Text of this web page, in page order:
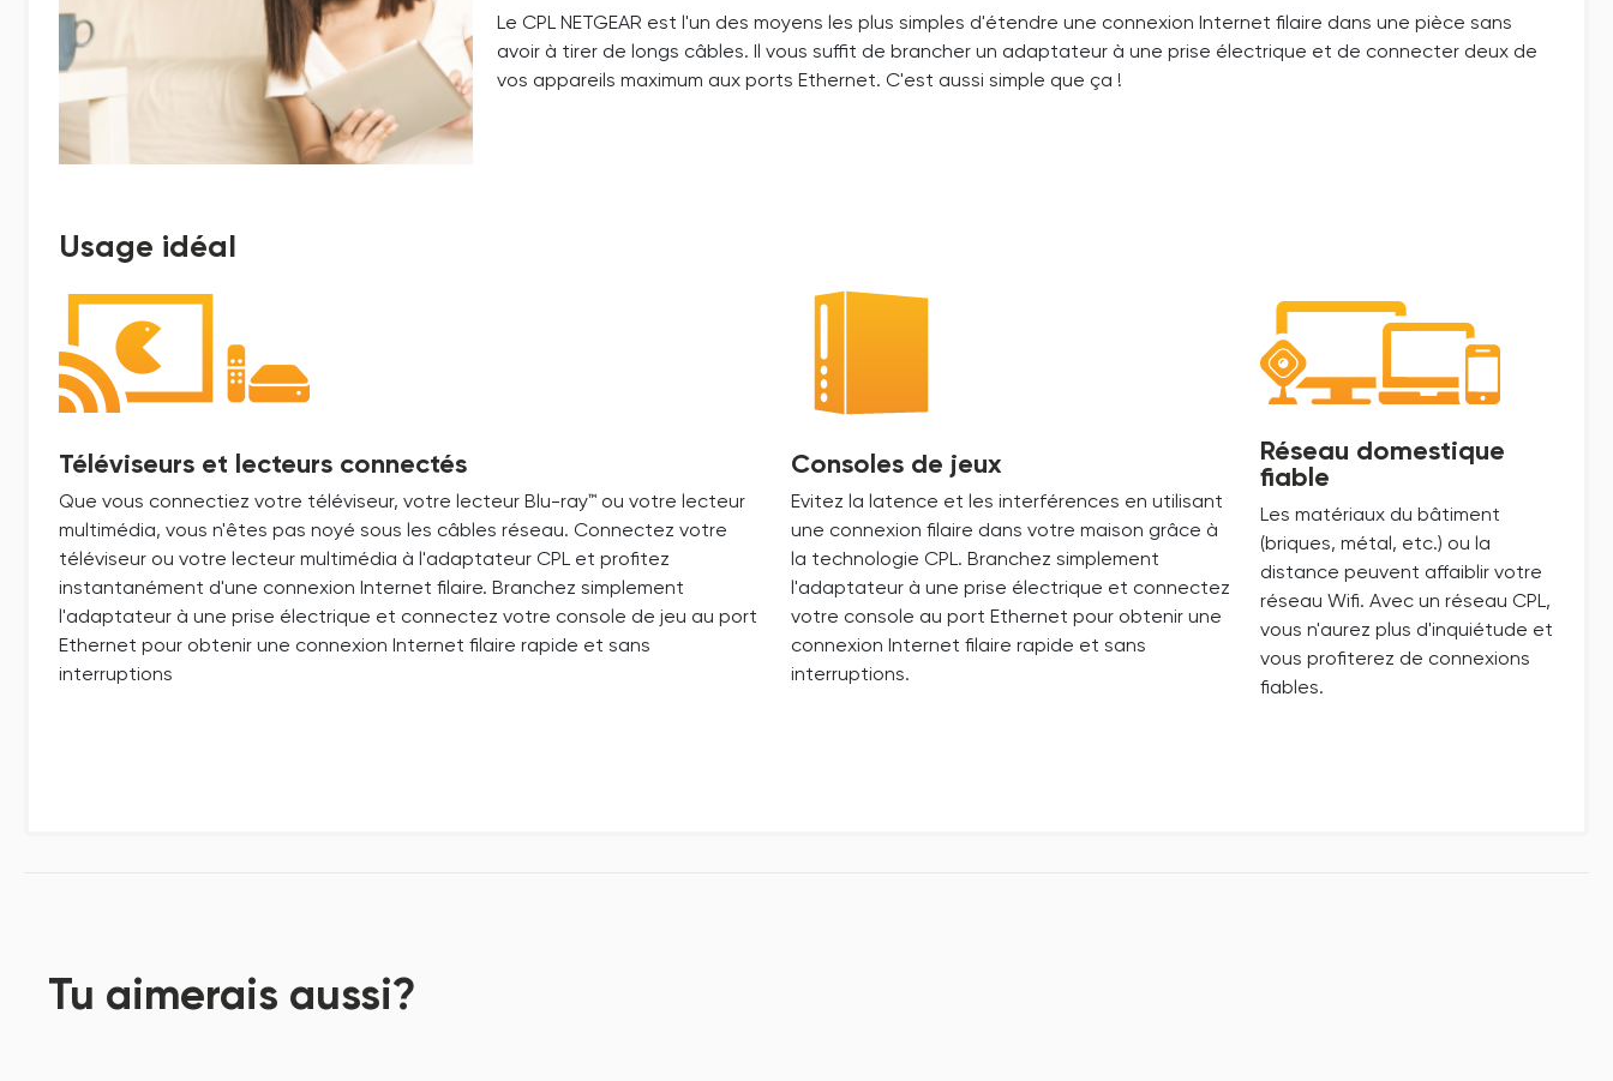
Le CPL NETGEAR est l'un des moyens les plus simples d'étendre une connexion Internet filaire dans une pièce sans
avoir à tirer de longs câbles. Il vous suffit de brancher un adaptateur à une prise électrique et de connecter deux de
vos appareils maximum aux ports Ethernet. C'est aussi simple que ça !
Usage idéal
Téléviseurs et lecteurs connectés
Que vous connectiez votre téléviseur, votre lecteur Blu-ray™ ou votre lecteur
multimédia, vous n'êtes pas noyé sous les câbles réseau. Connectez votre
téléviseur ou votre lecteur multimédia à l'adaptateur CPL et profitez
instantanément d'une connexion Internet filaire. Branchez simplement
l'adaptateur à une prise électrique et connectez votre console de jeu au port
Ethernet pour obtenir une connexion Internet filaire rapide et sans
interruptions
Consoles de jeux
Evitez la latence et les interférences en utilisant
une connexion filaire dans votre maison grâce à
la technologie CPL. Branchez simplement
l'adaptateur à une prise électrique et connectez
votre console au port Ethernet pour obtenir une
connexion Internet filaire rapide et sans
interruptions.
Réseau domestique
fiable
Les matériaux du bâtiment
(briques, métal, etc.) ou la
distance peuvent affaiblir votre
réseau Wifi. Avec un réseau CPL,
vous n'aurez plus d'inquiétude et
vous profiterez de connexions
fiables.
Tu aimerais aussi?